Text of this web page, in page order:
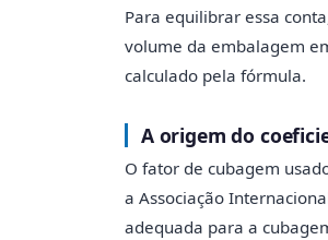
Para equilibrar essa
volume da embalagem
calculado pela fórmula.
A origem do
O fator de cubagem
a Associação
adequada para a